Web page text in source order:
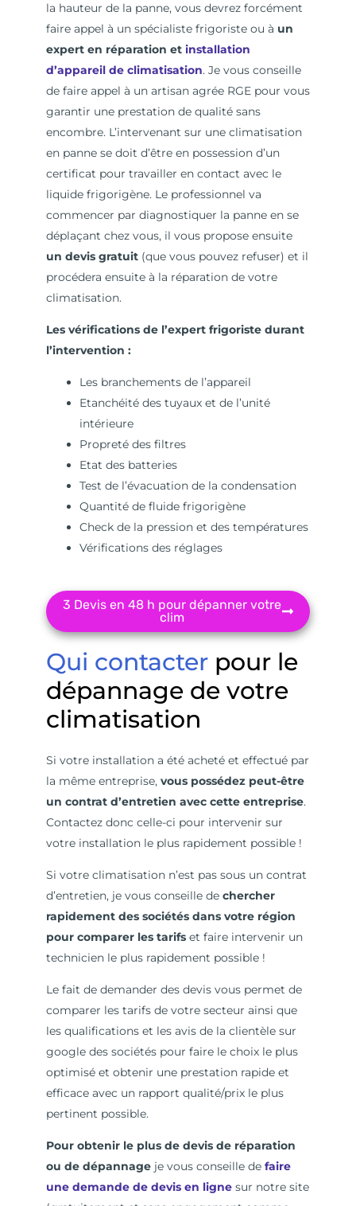
la hauteur de la panne, vous devrez forcément
faire appel à un spécialiste frigoriste ou à un
expert en réparation et installation
d’appareil de climatisation. Je vous conseille
de faire appel à un artisan agrée RGE pour vous
garantir une prestation de qualité sans
encombre. L’intervenant sur une climatisation
en panne se doit d’être en possession d’un
certificat pour travailler en contact avec le
liquide frigorigène. Le professionnel va
commencer par diagnostiquer la panne en se
déplaçant chez vous, il vous propose ensuite
un devis gratuit(que vous pouvez refuser) et il
procédera ensuite à la réparation de votre
climatisation.
Les vérifications de l’expert frigoriste durant
l’intervention :
Les branchements de l’appareil
Etanchéité des tuyaux et de l’unité
intérieure
Propreté des filtres
Etat des batteries
Test de l’évacuation de la condensation
Quantité de fluide frigorigène
Check de la pression et des températures
Vérifications des réglages
3 Devis en 48 h pour dépanner votre
clim
Qui contacter pour le
dépannage de votre
climatisation
Si votre installation a été acheté et effectué par
la même entreprise, vous possédez peut-être
un contrat d’entretien avec cette entreprise.
Contactez donc celle-ci pour intervenir sur
votre installation le plus rapidement possible !
Si votre climatisation n’est pas sous un contrat
d’entretien, je vous conseille de chercher
rapidement des sociétés dans votre région
pour comparer les tarifset faire intervenir un
technicien le plus rapidement possible !
Le fait de demander des devis vous permet de
comparer les tarifs de votre secteur ainsi que
les qualifications et les avis de la clientèle sur
google des sociétés pour faire le choix le plus
optimisé et obtenir une prestation rapide et
efficace avec un rapport qualité/prix le plus
pertinent possible.
Pour obtenir le plus de devis de réparation
ou de dépannageje vous conseille de faire
une demande de devis en lignesur notre site